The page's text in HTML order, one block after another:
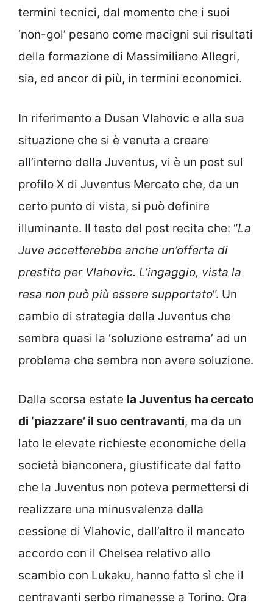
termini tecnici, dal momento che i suoi
‘non-gol’ pesano come macigni sui risultati
della formazione di Massimiliano Allegri,
sia, ed ancor di più, in termini economici.
In riferimento a Dusan Vlahovic e alla sua
situazione che si è venuta a creare
all’interno della Juventus, vi è un post sul
profilo X di Juventus Mercato che, da un
certo punto di vista, si può definire
illuminante. Il testo del post recita che: “La
Juve accetterebbe anche un’offerta di
prestito per Vlahovic. L’ingaggio, vista la
resa non può più essere supportato“. Un
cambio di strategia della Juventus che
sembra quasi la ‘soluzione estrema’ ad un
problema che sembra non avere soluzione.
Dalla scorsa estate la Juventus ha cercato
di ‘piazzare’ il suo centravanti, ma da un
lato le elevate richieste economiche della
società bianconera, giustificate dal fatto
che la Juventus non poteva permettersi di
realizzare una minusvalenza dalla
cessione di Vlahovic, dall’altro il mancato
accordo con il Chelsea relativo allo
scambio con Lukaku, hanno fatto sì che il
centravanti serbo rimanesse a Torino. Ora